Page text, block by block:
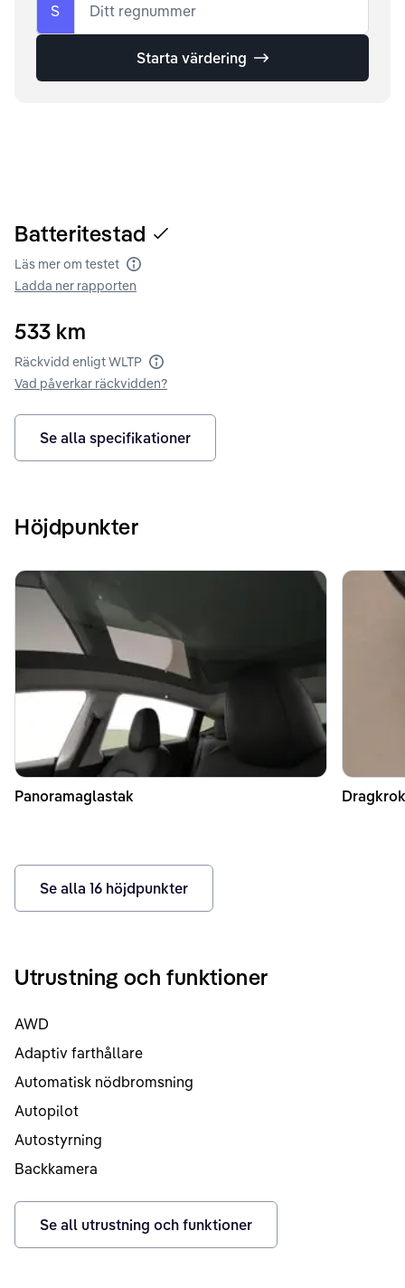
S Ditt regnummer
Starta värdering
Batteritestad
Läs mer om testet Batteritest
Ladda ner rapporten
533 km
Räckvidd enligt WLTP Räckvidd enligt WLTP
Vad påverkar räckvidden?
Se alla specifikationer
Höjdpunkter
Panoramaglastak
Se alla 16 höjdpunkter
Utrustning och funktioner
AWD
Adaptiv farthållare
Automatisk nödbromsning
Autopilot
Autostyrning
Backkamera
Se all utrustning och funktioner